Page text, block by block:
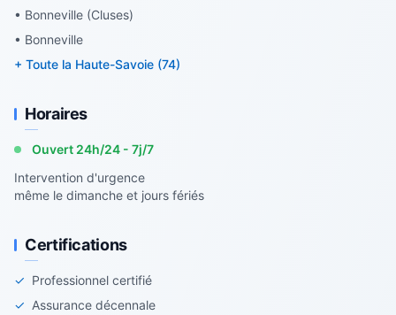
• Bonneville (Cluses)
• Bonneville
+ Toute la Haute-Savoie (74)
Horaires
Ouvert 24h/24 - 7j/7
Intervention d'urgence
même le dimanche et jours fériés
Certifications
✓ Professionnel certifié
✓ Assurance décennale